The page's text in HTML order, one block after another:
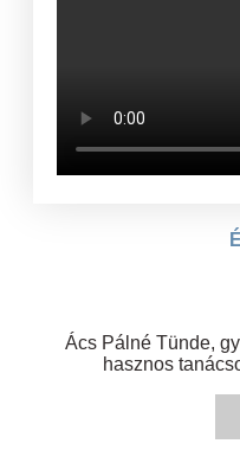
Ács Pálné Tünde,
hasznos